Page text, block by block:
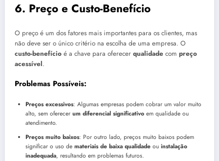
6. Preço e Custo-Benefício
O preço é um dos fatores mais importantes para os clientes, mas
não deve ser o único critério na escolha de uma empresa. O
custo-benefício é a chave para oferecer qualidade com preço
acessível.
Problemas Possíveis:
Preços excessivos: Algumas empresas podem cobrar um valor muito
alto, sem oferecer um diferencial significativo em qualidade ou
atendimento.
Preços muito baixos: Por outro lado, preços muito baixos podem
significar o uso de materiais de baixa qualidade ou instalação
inadequada, resultando em problemas futuros.